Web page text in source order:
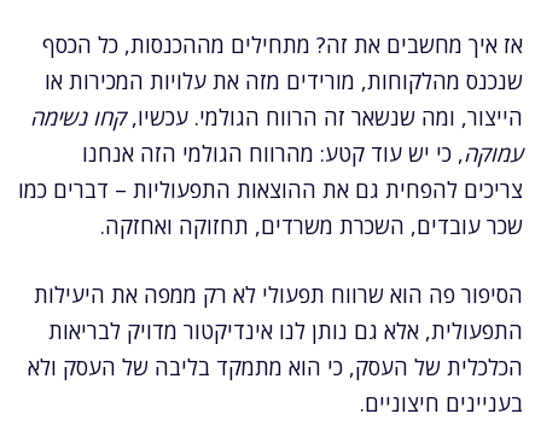
אז איך מחשבים את זה? מתחילים מההכנסות, כל הכסף
שנכנס מהלקוחות, מורידים מזה את עלויות המכירות או
הייצור, ומה שנשאר זה הרווח הגולמי. עכשיו,קחו נשימה
עמוקה, כי יש עוד קטע: מהרווח הגולמי הזה אנחנו
צריכים להפחית גם את ההוצאות התפעוליות – דברים כמו
שכר עובדים, השכרת משרדים, תחזוקה ואחזקה.
הסיפור פה הוא שרווח תפעולי לא רק ממפה את היעילות
התפעולית, אלא גם נותן לנו אינדיקטור מדויק לבריאות
הכלכלית של העסק, כי הוא מתמקד בליבה של העסק ולא
בעניינים חיצוניים.